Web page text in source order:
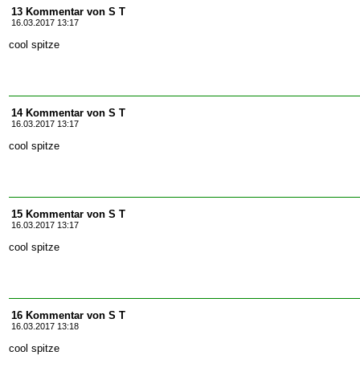
13 Kommentar von S T
16.03.2017 13:17
cool spitze
14 Kommentar von S T
16.03.2017 13:17
cool spitze
15 Kommentar von S T
16.03.2017 13:17
cool spitze
16 Kommentar von S T
16.03.2017 13:18
cool spitze